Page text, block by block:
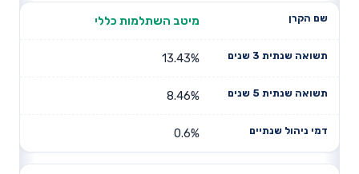
מיטב השתלמות כללי
13.43%
8.46%
0.6%